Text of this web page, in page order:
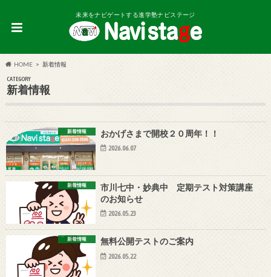
未来をナビゲートする進学塾ナビステージ
HOME 新着情報
CATEGORY
新着情報
新着情報 おかげさまで開校２０周年！！
2026.06.07
新着情報
市川七中・妙典中 定期テスト対策講座
のお知らせ
2026.05.23
新着情報 無料公開テストのご案内
2026.05.22